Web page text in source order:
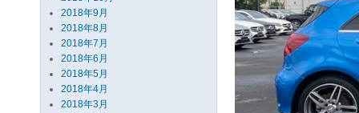
2018年9月
2018年8月
2018年7月
2018年6月
2018年5月
2018年4月
2018年3月